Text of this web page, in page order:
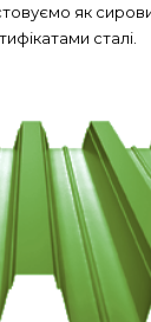
як
сталі.